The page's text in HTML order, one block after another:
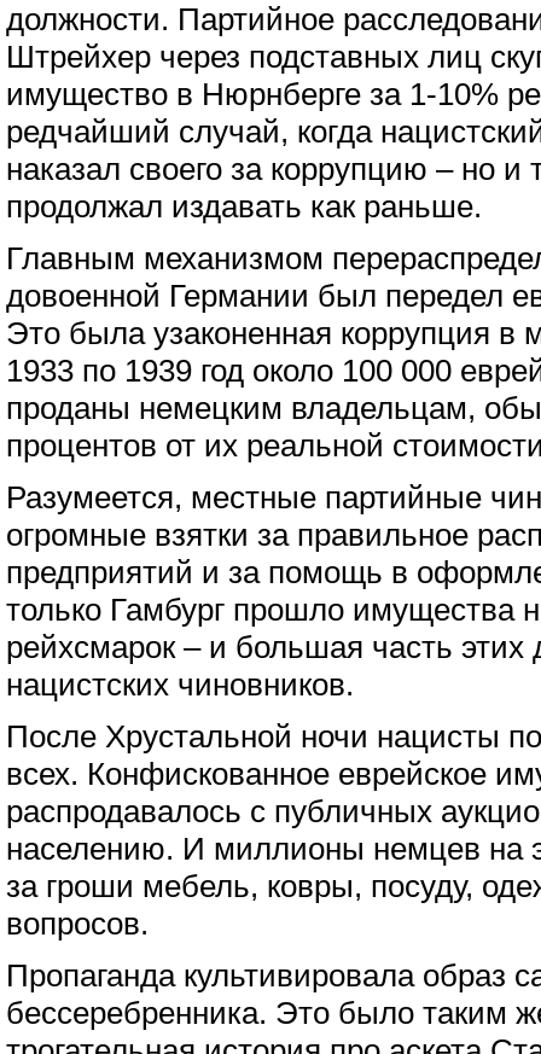
должности. Партийное
Штрейхер через подставных лиц
имущество в Нюрнберге за 1-10%
редчайший случай, когда
наказал своего за коррупцию – но и
продолжал издавать как раньше.
Главным механизмом
довоенной Германии был передел
Это была узаконенная коррупция в
1933 по 1939 год около 100 000
проданы немецким владельцам,
процентов от их реальной
Разумеется, местные партийные
огромные взятки за правильное
предприятий и за помощь в
только Гамбург прошло имущества
рейхсмарок – и большая часть
нацистских чиновников.
После Хрустальной ночи нацисты
всех. Конфискованное еврейское
распродавалось с публичных
населению. И миллионы немцев на
за гроши мебель, ковры, посуду,
вопросов.
Пропаганда культивировала образ
бессеребренника. Это было таким